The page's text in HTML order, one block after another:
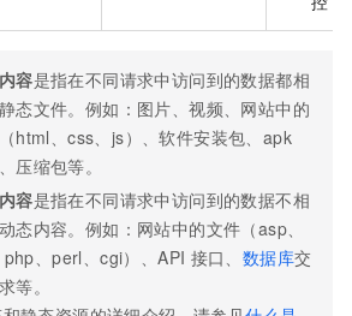
容是指在不同请求中访问到的数据都相
态文件。例如：图片、视频、网站中的
html、css、js）、软件安装包、apk
压缩包等。
容是指在不同请求中访问到的数据不相
态内容。例如：网站中的文件（asp、
、perl、cgi）、API 接口、 数据库交
等。